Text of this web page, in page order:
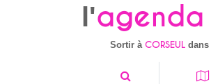
l'agenda
Sortir àCORSEUL dans